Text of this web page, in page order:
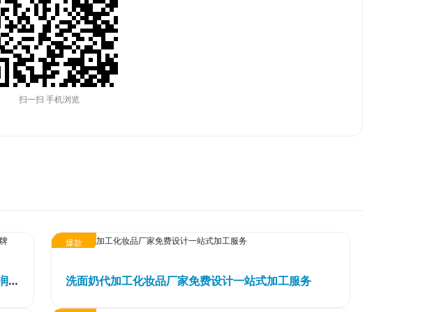
集万草®
完美宜生®
抖抖舒®
扫一扫 手机浏览
柔润顺滑免蒸发膜oem代加工柔顺修护丝滑护发滋润发膜odm定制贴牌
爆款
洗面奶代加工化妆品厂家免费设计一站式加工服务